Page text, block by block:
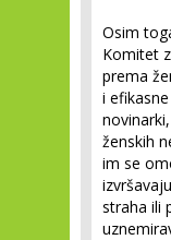
Osim
Komitet
prema
i
ženskih
im se
straha ili